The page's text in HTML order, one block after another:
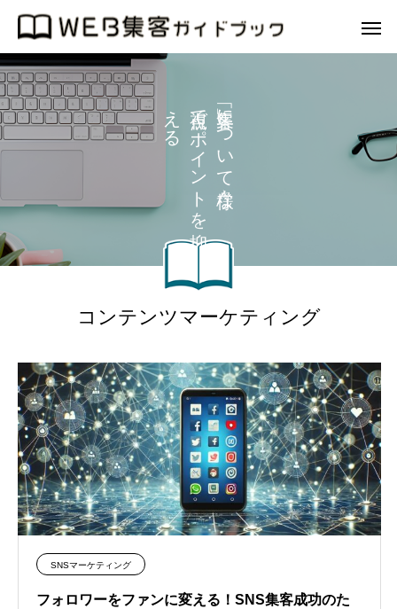
に
つ
い
て
な
で
ポ
イ
ン
ト
を
え
る
コンテンツマーケティング
SNSマーケティング
フォロワーをファンに変える！SNS集客成功のた